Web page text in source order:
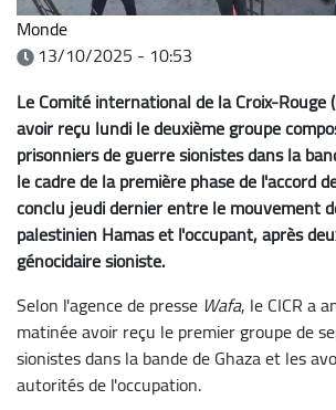
Monde
13/10/2025 - 10:53
Le Comité international de la Croix-Rouge
avoir reçu lundi le deuxième groupe
prisonniers de guerre sionistes dans la
le cadre de la première phase de l'accord
conclu jeudi dernier entre le mouvement
palestinien Hamas et l'occupant, après
génocidaire sioniste.
Selon l'agence de presse Wafa, le CICR a
matinée avoir reçu le premier groupe de
sionistes dans la bande de Ghaza et les
autorités de l'occupation.